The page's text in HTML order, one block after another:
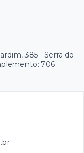
385 - Serra do
706